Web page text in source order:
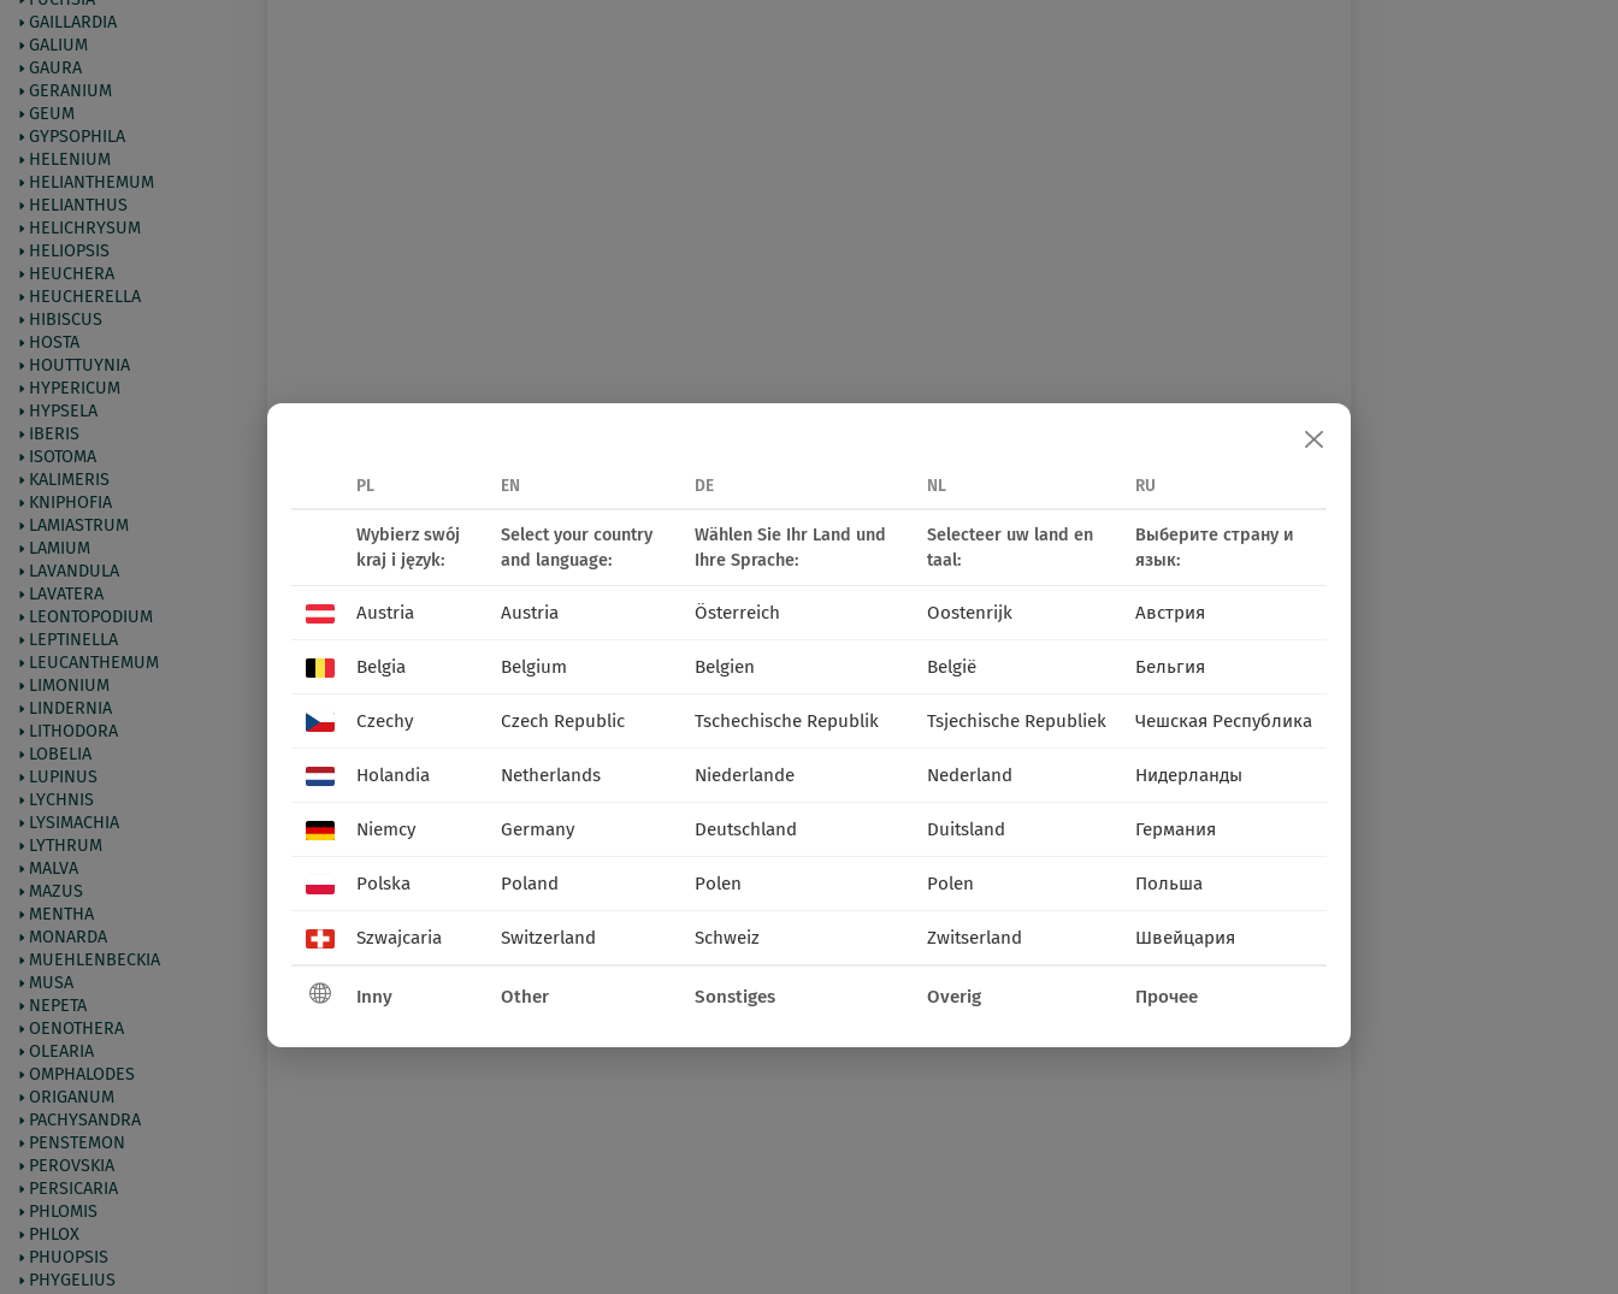
GAILLARDIA
GALIUM
GAURA
GERANIUM
GEUM
GYPSOPHILA
HELENIUM
HELIANTHEMUM
HELIANTHUS
HELICHRYSUM
HELIOPSIS
HEUCHERA
HEUCHERELLA
HIBISCUS
HOSTA
HOUTTUYNIA
HYPERICUM
HYPSELA
IBERIS
ISOTOMA
KALIMERIS
KNIPHOFIA
LAMIASTRUM
LAMIUM
LAVANDULA
LAVATERA
LEONTOPODIUM
LEPTINELLA
LEUCANTHEMUM
LIMONIUM
LINDERNIA
LITHODORA
LOBELIA
LUPINUS
LYCHNIS
LYSIMACHIA
LYTHRUM
MALVA
MAZUS
MENTHA
MONARDA
MUEHLENBECKIA
MUSA
NEPETA
OENOTHERA
OLEARIA
OMPHALODES
ORIGANUM
PACHYSANDRA
PENSTEMON
PEROVSKIA
PERSICARIA
PHLOMIS
PHLOX
PHUOPSIS
PHYGELIUS
PL EN DE NL RU
Wybierz swój
kraj i język:
Select your country
and language:
Wählen Sie Ihr Land und
Ihre Sprache:
Selecteer uw land en
taal:
Выберите страну и
язык:
Austria Austria Österreich Oostenrijk Австрия
Belgia Belgium Belgien België Бельгия
Czechy Czech Republic Tschechische Republik Tsjechische Republiek Чешская Республика
Holandia Netherlands Niederlande Nederland Нидерланды
Niemcy Germany Deutschland Duitsland Германия
Polska Poland Polen Polen Польша
Szwajcaria Switzerland Schweiz Zwitserland Швейцария
Inny Other Sonstiges Overig Прочее